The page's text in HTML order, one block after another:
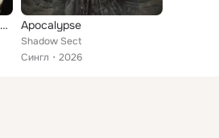
The Rise Of The Shadows EP Apocalypse
Shadow Sect
Сингл
2026